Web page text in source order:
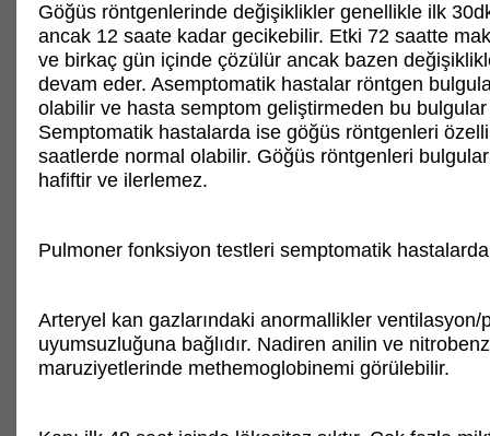
Göğüs röntgenlerinde değişiklikler genellikle ilk
ancak 12 saate kadar gecikebilir. Etki 72 saatte
ve birkaç gün içinde çözülür ancak bazen
devam eder. Asemptomatik hastalar röntgen
olabilir ve hasta semptom geliştirmeden bu
Semptomatik hastalarda ise göğüs röntgenleri
saatlerde normal olabilir. Göğüs röntgenleri
hafiftir ve ilerlemez.
Pulmoner fonksiyon testleri semptomatik
Arteryel kan gazlarındaki anormallikler ventilasyon/
uyumsuzluğuna bağlıdır. Nadiren anilin ve
maruziyetlerinde methemoglobinemi görülebilir.